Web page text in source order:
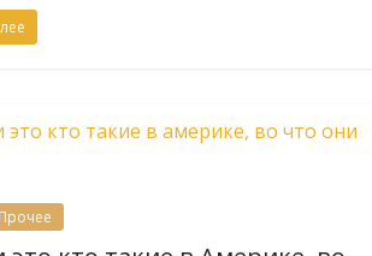
Прочее